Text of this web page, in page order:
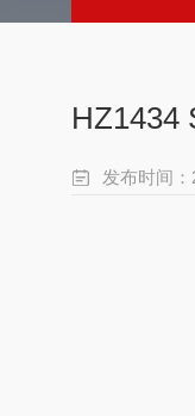
HZ1434
发布时间